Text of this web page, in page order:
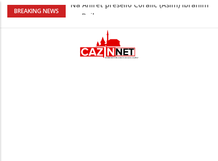
BREAKING NEWS
Nakon velikih vrućina u BiH stiže kiša
zapošljavanje i očuvanje radnih mjesta
Dok Evropa ostavlja cigarete, Hrvati
puše sve više: Treći su u cijeloj EU